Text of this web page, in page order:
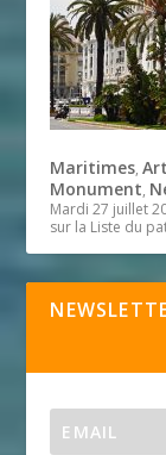
Maritimes,
Monument,
Mardi 27 juillet
sur la Liste du